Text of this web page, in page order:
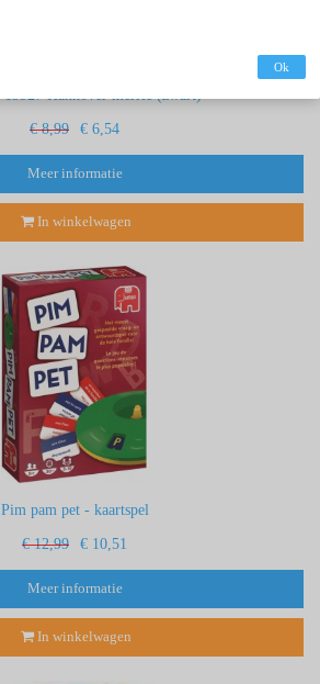
Ok
€ 8,99 € 6,54
Meer informatie
In winkelwagen
Pim pam pet - kaartspel
€ 12,99 € 10,51
Meer informatie
In winkelwagen